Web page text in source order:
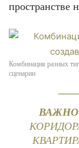
пространстве
Комбинация разных
сценарии